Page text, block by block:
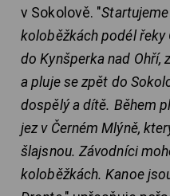
v Sokolově. "
koloběžkách podél řeky
do Kynšperka nad Ohří,
a pluje se zpět do
dospělý a dítě. Během
jez v Černém Mlýně,
šlajsnou. Závodníci
koloběžkách. Kanoe